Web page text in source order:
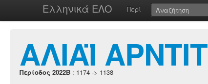
Ελληνικά ΕΛΟ Περί
ΑΛΙΑΪ ΑΡΝΤΙΤ
Περίοδος 2022B : 1174 -> 1138